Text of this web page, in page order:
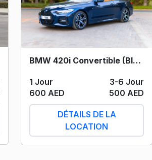
BMW 420i Convertible (Blue) 2024
1 Jour
3-6 Jour
600 AED
500 AED
DÉTAILS DE LA
LOCATION